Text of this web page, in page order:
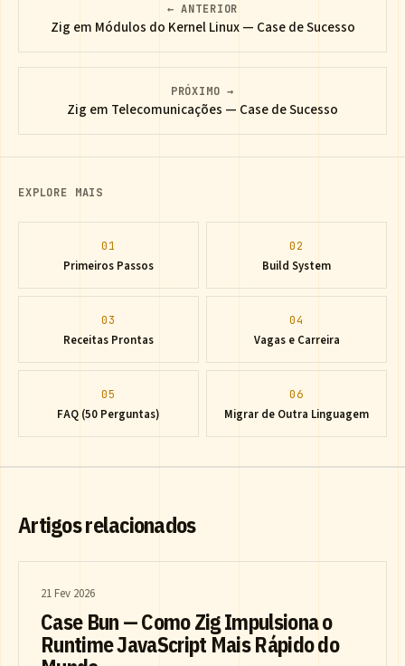
← ANTERIOR
Zig em Módulos do Kernel Linux — Case de Sucesso
PRÓXIMO →
Zig em Telecomunicações — Case de Sucesso
EXPLORE MAIS
01
Primeiros Passos
02
Build System
03
Receitas Prontas
04
Vagas e Carreira
05
FAQ (50 Perguntas)
06
Migrar de Outra Linguagem
Artigos relacionados
21 Fev 2026
Case Bun — Como Zig Impulsiona o
Runtime JavaScript Mais Rápido do